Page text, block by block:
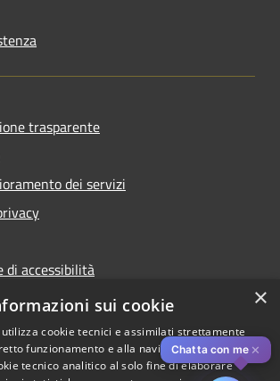
trasparente
dei servizi
di accessibilità
per l'anno 2025
Chatta con me ✕
×
sui cookie
cookie tecnici e assimilati strettamente
funzionamento e alla navigazione del sito,
tecnico analitico al solo fine di elaborare